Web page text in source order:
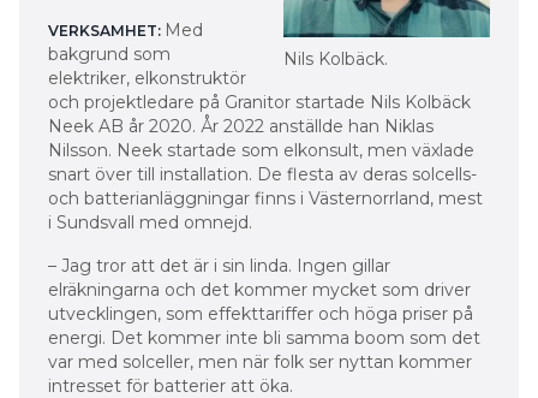
Nils Kolbäck.
VERKSAMHET: Med
bakgrund som
elektriker, elkonstruktör
och projektledare på Granitor startade Nils Kolbäck
Neek AB år 2020. År 2022 anställde han Niklas
Nilsson. Neek startade som elkonsult, men växlade
snart över till installation. De flesta av deras solcells-
och batterianläggningar finns i Västernorrland, mest
i Sundsvall med omnejd.
– Jag tror att det är i sin linda. Ingen gillar
elräkningarna och det kommer mycket som driver
utvecklingen, som effekttariffer och höga priser på
energi. Det kommer inte bli samma boom som det
var med solceller, men när folk ser nyttan kommer
intresset för batterier att öka.